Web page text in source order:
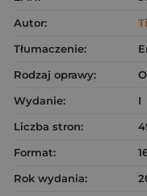
Autor:
Tłumaczenie:
Rodzaj oprawy:
Wydanie:
I
Liczba stron:
Format:
Rok wydania: